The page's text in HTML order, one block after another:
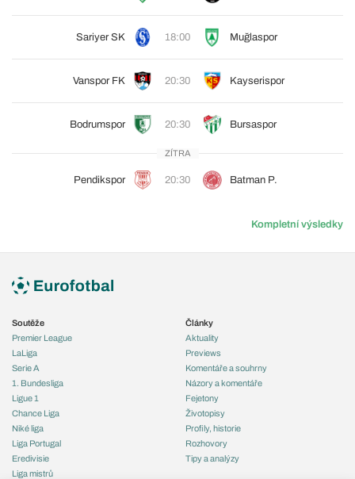
Sariyer SK 18:00 Muğlaspor
Vanspor FK 20:30 Kayserispor
Bodrumspor 20:30 Bursaspor
ZÍTRA
Pendikspor 20:30 Batman P.
Kompletní výsledky
Soutěže
Premier League
LaLiga
Serie A
1. Bundesliga
Ligue 1
Chance Liga
Niké liga
Liga Portugal
Eredivisie
Liga mistrů
Články
Aktuality
Previews
Komentáře a souhrny
Názory a komentáře
Fejetony
Životopisy
Profily, historie
Rozhovory
Tipy a analýzy